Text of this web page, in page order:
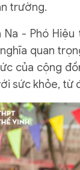
trường.
Na - Phó
quan
của cộng
sức khỏe, từ